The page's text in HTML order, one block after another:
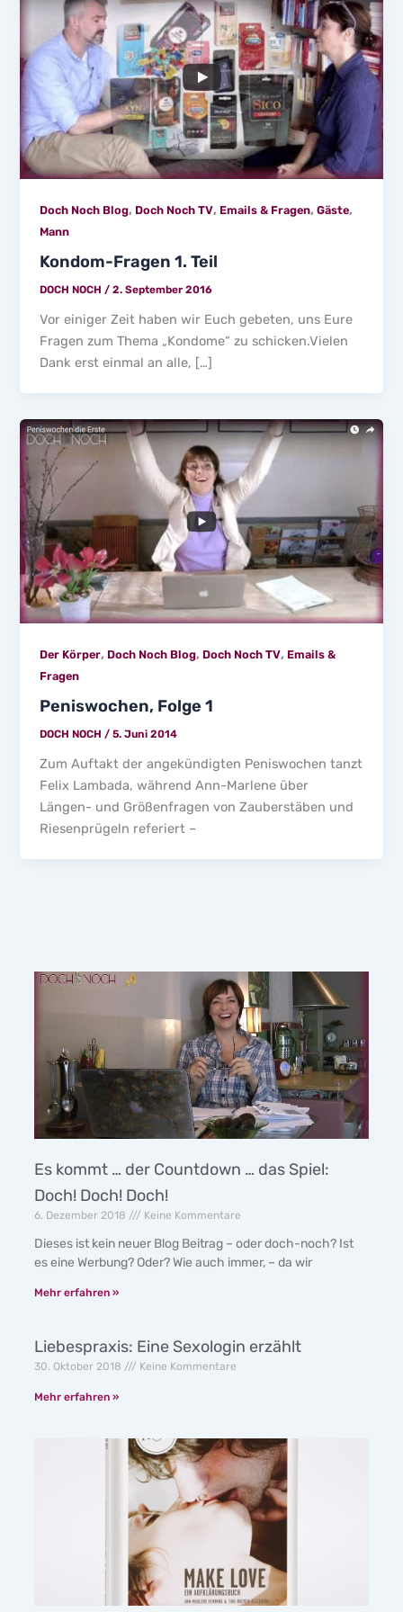
Doch Noch Blog, Doch Noch TV, Emails & Fragen,Gäste,
Mann
Kondom-Fragen 1. Teil
DOCH NOCH/2. September 2016
Vor einiger Zeit haben wir Euch gebeten, uns Eure
Fragen zum Thema „Kondome“ zu schicken.Vielen
Dank erst einmal an alle, […]
Der Körper, Doch Noch Blog, Doch Noch TV, Emails &
Fragen
Peniswochen, Folge 1
DOCH NOCH/5. Juni 2014
Zum Auftakt der angekündigten Peniswochen tanzt
Felix Lambada, während Ann-Marlene über
Längen- und Größenfragen von Zauberstäben und
Riesenprügeln referiert –
Es kommt … der Countdown … das Spiel:
Doch! Doch! Doch!
6. Dezember 2018 Keine Kommentare
Dieses ist kein neuer Blog Beitrag – oder doch-noch? Ist
es eine Werbung? Oder? Wie auch immer, – da wir
Mehr erfahren »
Liebespraxis: Eine Sexologin erzählt
30. Oktober 2018 Keine Kommentare
Mehr erfahren »